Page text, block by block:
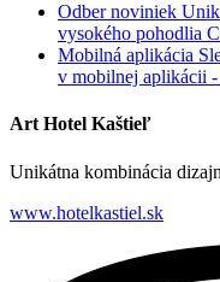
Odber noviniek
vysokého pohodlia
Mobilná aplikácia
v mobilnej aplikácii
Art Hotel Kaštieľ
Unikátna kombinácia
www.hotelkastiel.sk